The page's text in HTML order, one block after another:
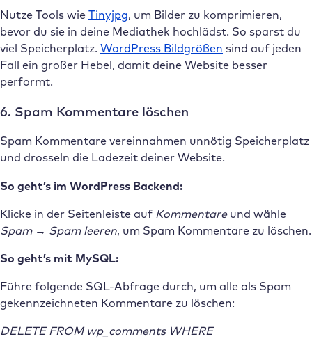
Nutze Tools wie Tinyjpg, um Bilder zu komprimieren,
bevor du sie in deine Mediathek hochlädst. So sparst du
viel Speicherplatz. WordPress Bildgrößen sind auf jeden
Fall ein großer Hebel, damit deine Website besser
performt.
6. Spam Kommentare löschen
Spam Kommentare vereinnahmen unnötig Speicherplatz
und drosseln die Ladezeit deiner Website.
So geht’s im WordPress Backend:
Klicke in der Seitenleiste auf Kommentareund wähle
Spam → Spam leeren, um Spam Kommentare zu löschen.
So geht’s mit MySQL:
Führe folgende SQL-Abfrage durch, um alle als Spam
gekennzeichneten Kommentare zu löschen:
DELETE FROM wp_comments WHERE